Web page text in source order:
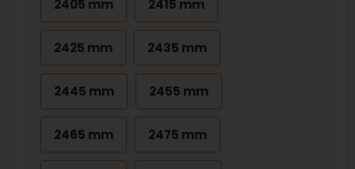
2405 mm 2415 mm
2425 mm 2435 mm
2445 mm 2455 mm
2465 mm 2475 mm